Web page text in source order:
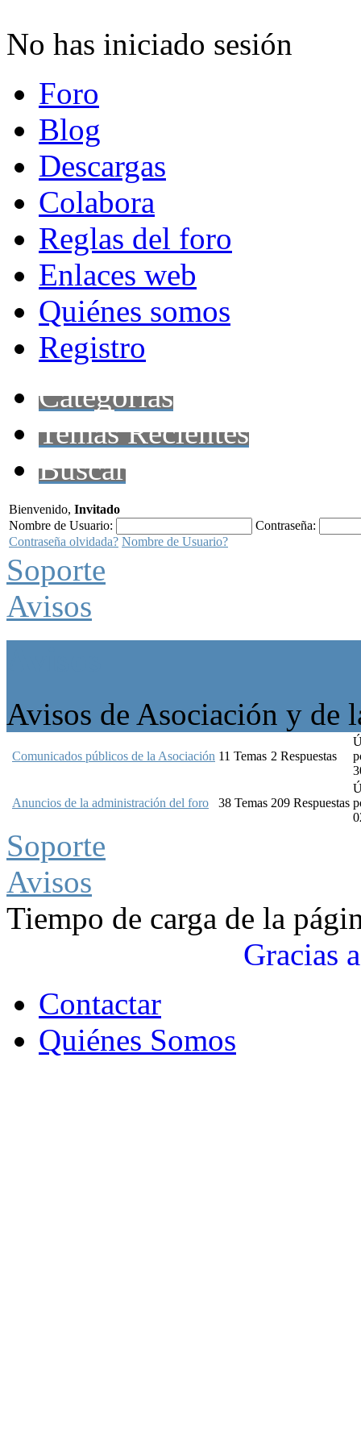
No has iniciado sesión
Foro
Blog
Descargas
Colabora
Reglas del foro
Enlaces web
Quiénes somos
Registro
Categorías
Temas Recientes
Buscar
Bienvenido, Invitado
Nombre de Usuario:
Contraseña:
Contraseña olvidada? Nombre de Usuario?
Soporte
Avisos
Avisos de Asociación y de
Comunicados públicos de la Asociación 11 Temas 2 Respuestas
Anuncios de la administración del foro 38 Temas 209 Respuestas
Soporte
Avisos
Tiempo de carga de la
Gracias a
Contactar
Quiénes Somos